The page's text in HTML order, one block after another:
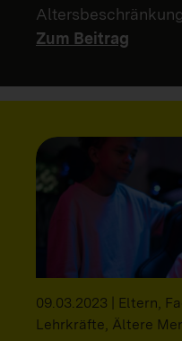
Zum Beitrag
09.03.2023 | Eltern,
Lehrkräfte, Ältere